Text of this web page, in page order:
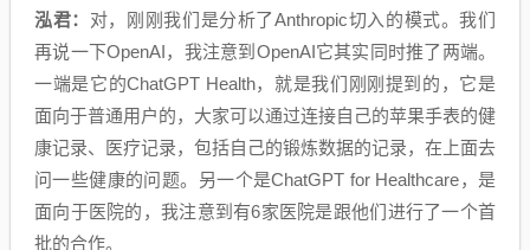
泓君： 对，刚刚我们是分析了Anthropic切入的模式。我们
再说一下OpenAI，我注意到OpenAI它其实同时推了两端。
一端是它的ChatGPT Health，就是我们刚刚提到的，它是
面向于普通用户的，大家可以通过连接自己的苹果手表的健
康记录、医疗记录，包括自己的锻炼数据的记录，在上面去
问一些健康的问题。另一个是ChatGPT for Healthcare，是
面向于医院的，我注意到有6家医院是跟他们进行了一个首
批的合作。